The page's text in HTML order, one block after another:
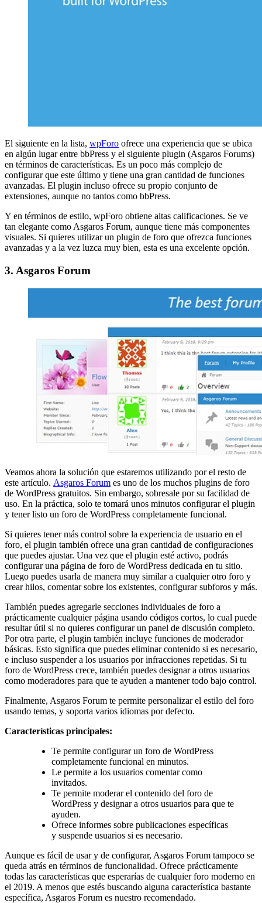
El siguiente en la lista, wpForo ofrece una experiencia que se ubica
en algún lugar entre bbPress y el siguiente plugin (Asgaros Forums)
en términos de características. Es un poco más complejo de
configurar que este último y tiene una gran cantidad de funciones
avanzadas. El plugin incluso ofrece su propio conjunto de
extensiones, aunque no tantos como bbPress.
Y en términos de estilo, wpForo obtiene altas calificaciones. Se ve
tan elegante como Asgaros Forum, aunque tiene más componentes
visuales. Si quieres utilizar un plugin de foro que ofrezca funciones
avanzadas y a la vez luzca muy bien, esta es una excelente opción.
3. Asgaros Forum
Veamos ahora la solución que estaremos utilizando por el resto de
este artículo. Asgaros Forum es uno de los muchos plugins de foro
de WordPress gratuitos. Sin embargo, sobresale por su facilidad de
uso. En la práctica, solo te tomará unos minutos configurar el plugin
y tener listo un foro de WordPress completamente funcional.
Si quieres tener más control sobre la experiencia de usuario en el
foro, el plugin también ofrece una gran cantidad de configuraciones
que puedes ajustar. Una vez que el plugin esté activo, podrás
configurar una página de foro de WordPress dedicada en tu sitio.
Luego puedes usarla de manera muy similar a cualquier otro foro y
crear hilos, comentar sobre los existentes, configurar subforos y más.
También puedes agregarle secciones individuales de foro a
prácticamente cualquier página usando códigos cortos, lo cual puede
resultar útil si no quieres configurar un panel de discusión completo.
Por otra parte, el plugin también incluye funciones de moderador
básicas. Esto significa que puedes eliminar contenido si es necesario,
e incluso suspender a los usuarios por infracciones repetidas. Si tu
foro de WordPress crece, también puedes designar a otros usuarios
como moderadores para que te ayuden a mantener todo bajo control.
Finalmente, Asgaros Forum te permite personalizar el estilo del foro
usando temas, y soporta varios idiomas por defecto.
Características principales:
Te permite configurar un foro de WordPress
completamente funcional en minutos.
Le permite a los usuarios comentar como
invitados.
Te permite moderar el contenido del foro de
WordPress y designar a otros usuarios para que te
ayuden.
Ofrece informes sobre publicaciones específicas
y suspende usuarios si es necesario.
Aunque es fácil de usar y de configurar, Asgaros Forum tampoco se
queda atrás en términos de funcionalidad. Ofrece prácticamente
todas las características que esperarías de cualquier foro moderno en
el 2019. A menos que estés buscando alguna característica bastante
específica, Asgaros Forum es nuestro recomendado.